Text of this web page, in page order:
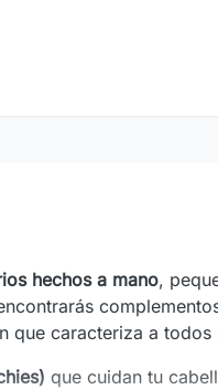
hechos a mano,
que caracteriza a
que cuidan tu